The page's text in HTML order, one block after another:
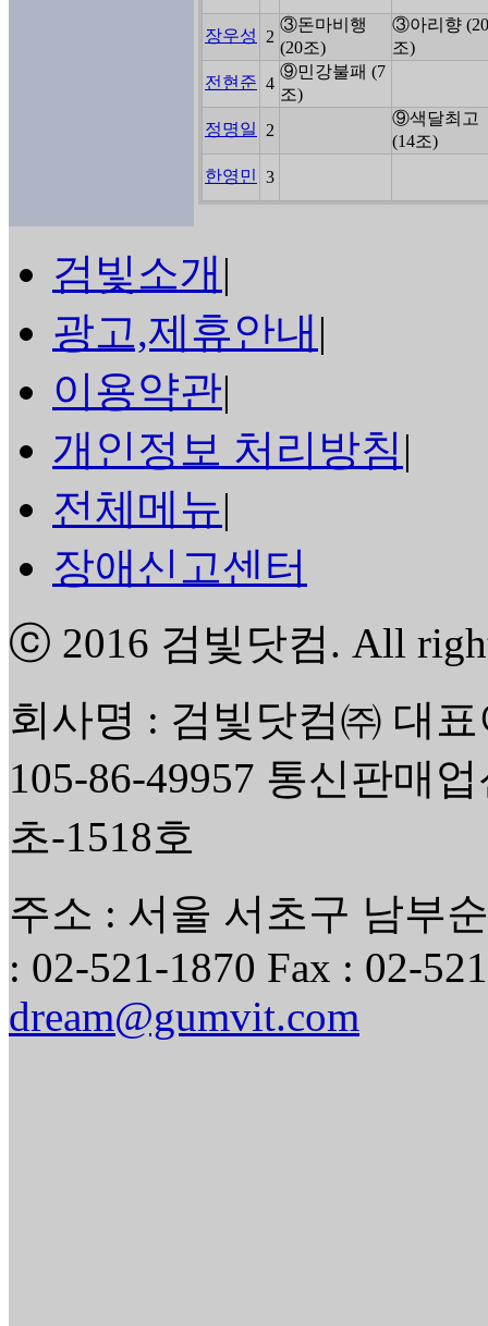
장우성 2
③돈마비행
(20조)
③아리향 (20
조)
전현준 4
⑨민강불패 (7
조)
정명일
2
⑨색달최고
(14조)
한영민 3
검빛소개|
광고,제휴안내|
이용약관|
개인정보 처리방침 |
전체메뉴|
장애신고센터
ⓒ 2016 검빛닷컴. All
회사명 : 검빛닷컴㈜ 대
105-86-49957 통신판매
초-1518호
주소 : 서울 서초구 남부
: 02-521-1870 Fax : 02-
dream@gumvit.com